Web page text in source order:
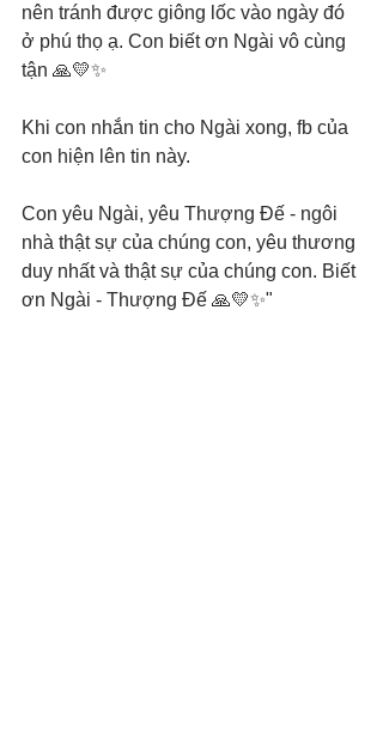
nên tránh được giông lốc vào ngày đó
ở phú thọ ạ. Con biết ơn Ngài vô cùng
tận 🙏💛✨
Khi con nhắn tin cho Ngài xong, fb của
con hiện lên tin này.
Con yêu Ngài, yêu Thượng Đế - ngôi
nhà thật sự của chúng con, yêu thương
duy nhất và thật sự của chúng con. Biết
ơn Ngài - Thượng Đế 🙏💛✨"